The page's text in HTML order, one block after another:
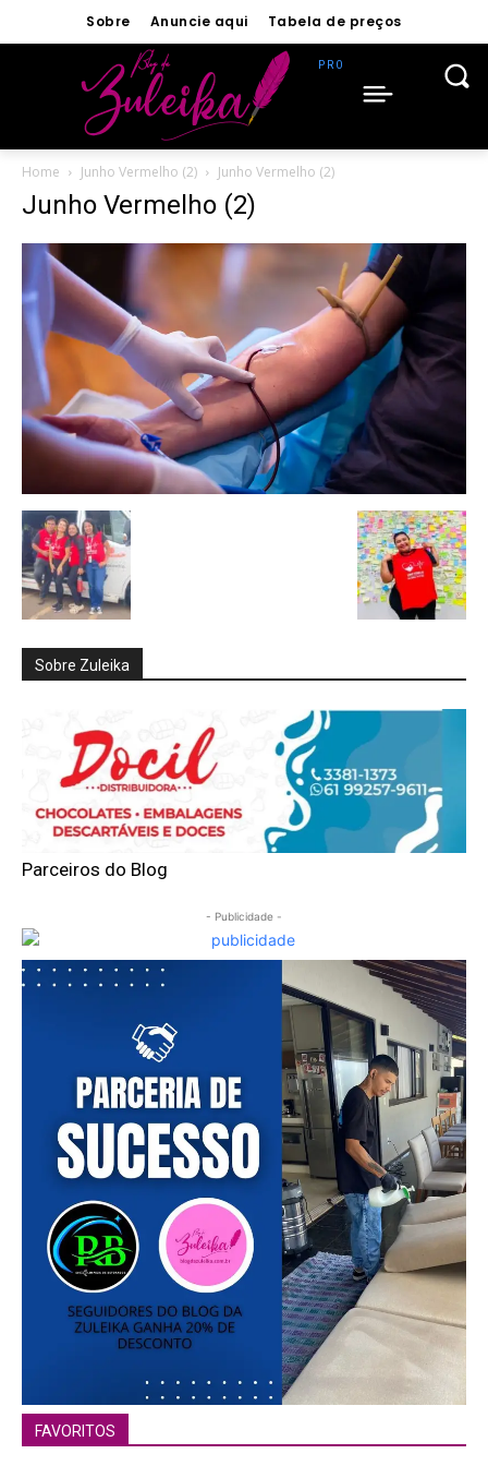
━ pricing plans
Free
Included for free:
Etiam est nibh, lobortis sit
Praesent euismod ac
Ut mollis pellentesque tortor
Sobre Anuncie aqui Tabela de preços
Home Junho Vermelho (2) Junho Vermelho (2)
Junho Vermelho (2)
Sobre Zuleika
Parceiros do Blog
- Publicidade -
FAVORITOS